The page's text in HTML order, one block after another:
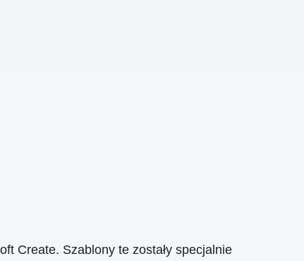
Create. Szablony te zostały specjalnie